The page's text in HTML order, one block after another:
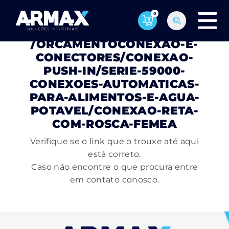
0
PÁGINA NÃO ENCONTRADA
/ORCAMENTOCONEXAO-E-
CONECTORES/CONEXAO-
PUSH-IN/SERIE-59000-
CONEXOES-AUTOMATICAS-
PARA-ALIMENTOS-E-AGUA-
POTAVEL/CONEXAO-RETA-
COM-ROSCA-FEMEA
Verifique se o link que o trouxe até aqui
está correto.
Caso não encontre o que procura entre
em contato conosco.